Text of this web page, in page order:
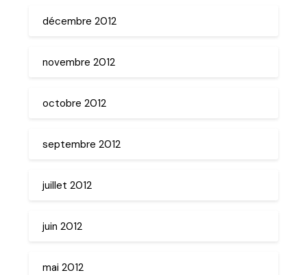
décembre 2012
novembre 2012
octobre 2012
septembre 2012
juillet 2012
juin 2012
mai 2012